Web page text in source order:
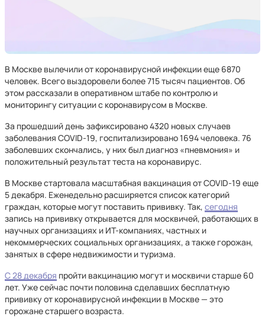
В Москве вылечили от коронавирусной инфекции еще 6870
человек. Всего выздоровели более 715 тысяч пациентов. Об
этом рассказали в оперативном штабе по контролю и
мониторингу ситуации с коронавирусом в Москве.
За прошедший день зафиксировано 4320 новых случаев
заболевания COVID-19, госпитализировано 1694 человека. 76
заболевших скончались, у них был диагноз «пневмония» и
положительный результат теста на коронавирус.
В Москве стартовала масштабная вакцинация от COVID-19 еще
5 декабря. Еженедельно расширяется список категорий
граждан, которые могут поставить прививку. Так, сегодня
запись на прививку открывается для москвичей, работающих в
научных организациях и ИТ-компаниях, частных и
некоммерческих социальных организациях, а также горожан,
занятых в сфере недвижимости и туризма.
С 28 декабря пройти вакцинацию могут и москвичи старше 60
лет. Уже сейчас почти половина сделавших бесплатную
прививку от коронавирусной инфекции в Москве — это
горожане старшего возраста.